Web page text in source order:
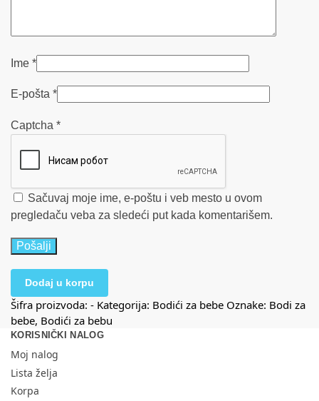
Ime *
E-pošta *
Captcha *
Sačuvaj moje ime, e-poštu i veb mesto u ovom
pregledaču veba za sledeći put kada komentarišem.
Dodaj u korpu
Šifra proizvoda: - Kategorija: Bodići za bebe Oznake: Bodi za
bebe, Bodići za bebu
KORISNIČKI NALOG
Moj nalog
Lista želja
Korpa